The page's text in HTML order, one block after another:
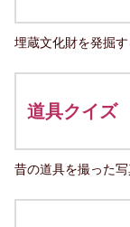
埋蔵文化財を発掘
道具クイズ
昔の道具を撮った